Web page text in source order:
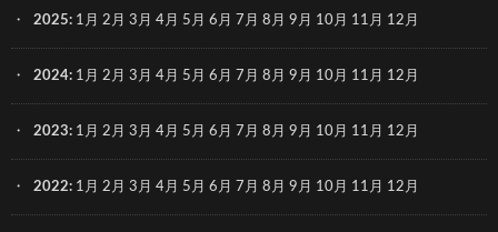
2025: 1月 2月 3月 4月 5月 6月 7月 8月 9月 10月 11月 12月
2024: 1月 2月 3月 4月 5月 6月 7月 8月 9月 10月 11月 12月
2023: 1月 2月 3月 4月 5月 6月 7月 8月 9月 10月 11月 12月
2022: 1月 2月 3月 4月 5月 6月 7月 8月 9月 10月 11月 12月